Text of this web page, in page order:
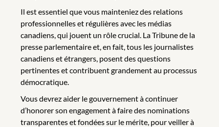
Il est essentiel que vous mainteniez des relations
professionnelles et régulières avec les médias
canadiens, qui jouent un rôle crucial. La Tribune de la
presse parlementaire et, en fait, tous les journalistes
canadiens et étrangers, posent des questions
pertinentes et contribuent grandement au processus
démocratique.
Vous devrez aider le gouvernement à continuer
d’honorer son engagement à faire des nominations
transparentes et fondées sur le mérite, pour veiller à